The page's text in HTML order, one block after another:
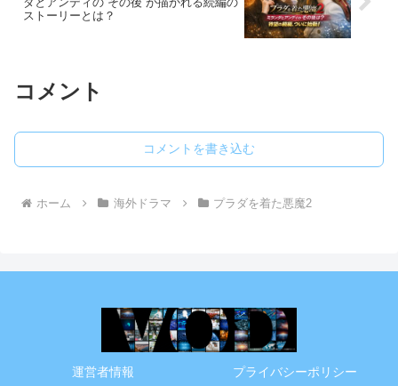
ストーリーとは？
コメント
コメントを書き込む
ホーム 海外ドラマ プラダを着た悪魔2
運営者情報 プライバシーポリシー